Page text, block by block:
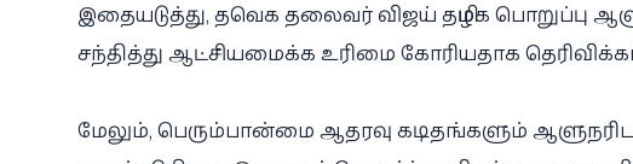
இதையடுத்து, தவெக தலைவர் விஜய் தமிழக பொறுப்பு
சந்தித்து ஆட்சியமைக்க உரிமை கோரியதாக
மேலும், பெரும்பான்மை ஆதரவு கடிதங்களும்